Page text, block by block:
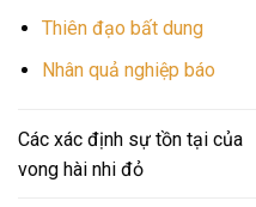
Thiên đạo bất dung
Nhân quả nghiệp báo
Các xác định sự tồn tại của
vong hài nhi đỏ